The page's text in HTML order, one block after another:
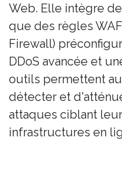
Web. Elle intègre
que des règles
Firewall)
DDoS avancée et
outils permettent
détecter et
attaques ciblant
infrastructures en